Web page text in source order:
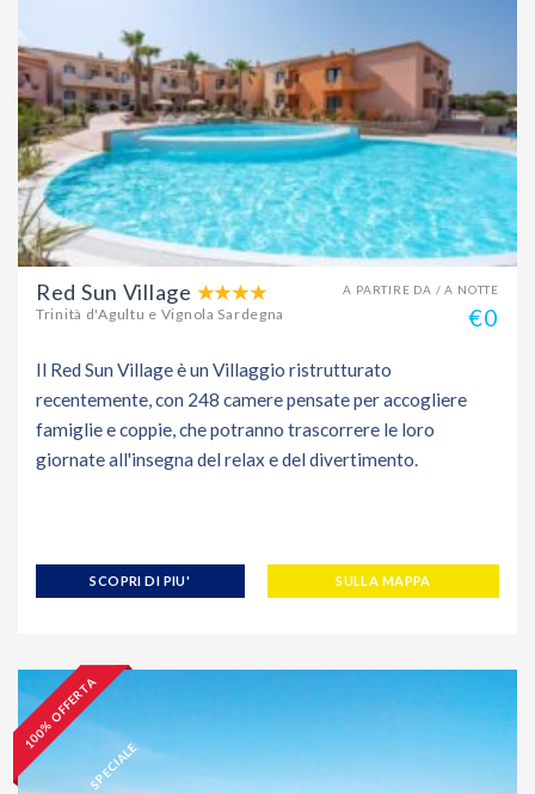
A PARTIRE DA / A NOTTE
€0
Red Sun Village
Trinità d'Agultu e Vignola Sardegna
Il Red Sun Village è un Villaggio ristrutturato
recentemente, con 248 camere pensate per accogliere
famiglie e coppie, che potranno trascorrere le loro
giornate all'insegna del relax e del divertimento.
SCOPRI DI PIU' SULLA MAPPA
1
0
0
%
O
F
F
E
R
T
A
S
P
E
C
I
A
L
E